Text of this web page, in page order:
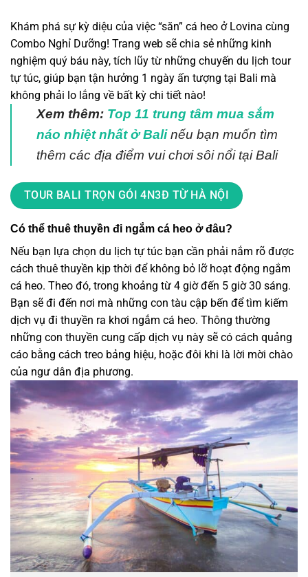
Khám phá sự kỳ diệu của việc “săn” cá heo ở Lovina cùng
Combo Nghỉ Dưỡng! Trang web sẽ chia sẻ những kinh
nghiệm quý báu này, tích lũy từ những chuyến du lịch tour
tự túc, giúp bạn tận hưởng 1 ngày ấn tượng tại Bali mà
không phải lo lắng về bất kỳ chi tiết nào!
Xem thêm: Top 11 trung tâm mua sắm
náo nhiệt nhất ở Bali nếu bạn muốn tìm
thêm các địa điểm vui chơi sôi nổi tại Bali
TOUR BALI TRỌN GÓI 4N3Đ TỪ HÀ NỘI
Có thể thuê thuyền đi ngắm cá heo ở đâu?
Nếu bạn lựa chọn du lịch tự túc bạn cần phải nắm rõ được
cách thuê thuyền kịp thời để không bỏ lỡ hoạt động ngắm
cá heo. Theo đó, trong khoảng từ 4 giờ đến 5 giờ 30 sáng.
Bạn sẽ đi đến nơi mà những con tàu cập bến để tìm kiếm
dịch vụ đi thuyền ra khơi ngắm cá heo. Thông thường
những con thuyền cung cấp dịch vụ này sẽ có cách quảng
cáo bằng cách treo bảng hiệu, hoặc đôi khi là lời mời chào
của ngư dân địa phương.